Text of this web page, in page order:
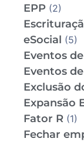
EPP (2)
eSocial (5)
Eventos
Eventos
Exclusão
Expansão
Fator R (1)
Fechar